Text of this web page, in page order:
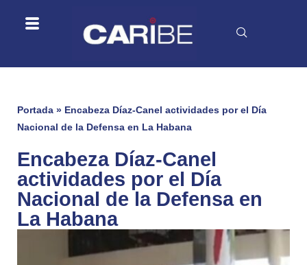
Portada » Encabeza Díaz-Canel actividades por el Día
Nacional de la Defensa en La Habana
Encabeza Díaz-Canel
actividades por el Día
Nacional de la Defensa en
La Habana